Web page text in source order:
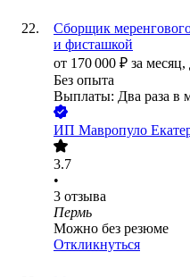
Сборщик
и фисташкой
от 170 000 ₽ за месяц,
Без опыта
Выплаты: Два раза в
ИП Мавропуло
3.7
•
3 отзыва
Пермь
Можно без резюме
Откликнуться